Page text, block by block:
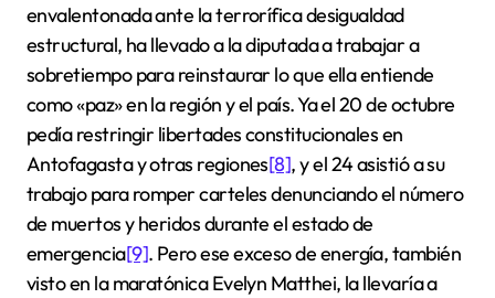
envalentonada ante la terrorífica desigualdad
estructural, ha llevado a la diputada a trabajar a
sobretiempo para reinstaurar lo que ella entiende
como «paz» en la región y el país. Ya el 20 de octubre
pedía restringir libertades constitucionales en
Antofagasta y otras regiones[8], y el 24 asistió a su
trabajo para romper carteles denunciando el número
de muertos y heridos durante el estado de
emergencia[9]. Pero ese exceso de energía, también
visto en la maratónica Evelyn Matthei, la llevaría a